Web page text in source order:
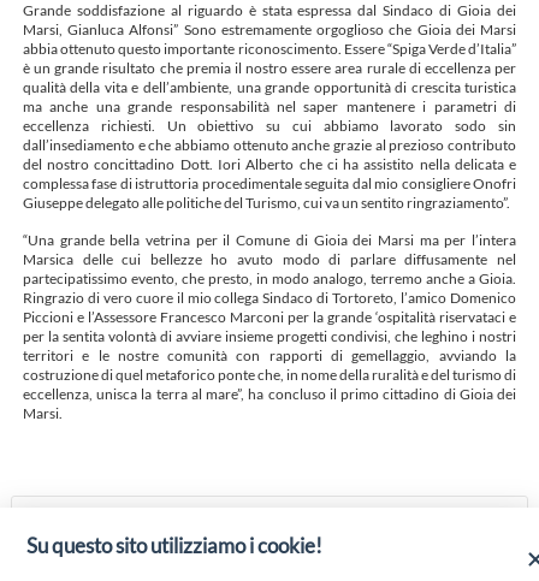
Grande soddisfazione al riguardo è stata espressa dal Sindaco di Gioia dei
Marsi, Gianluca Alfonsi” Sono estremamente orgoglioso che Gioia dei Marsi
abbia ottenuto questo importante riconoscimento. Essere “Spiga Verde d’Italia”
è un grande risultato che premia il nostro essere area rurale di eccellenza per
qualità della vita e dell’ambiente, una grande opportunità di crescita turistica
ma anche una grande responsabilità nel saper mantenere i parametri di
eccellenza richiesti. Un obiettivo su cui abbiamo lavorato sodo sin
dall’insediamento e che abbiamo ottenuto anche grazie al prezioso contributo
del nostro concittadino Dott. Iori Alberto che ci ha assistito nella delicata e
complessa fase di istruttoria procedimentale seguita dal mio consigliere Onofri
Giuseppe delegato alle politiche del Turismo, cui va un sentito ringraziamento”.
“Una grande bella vetrina per il Comune di Gioia dei Marsi ma per l’intera
Marsica delle cui bellezze ho avuto modo di parlare diffusamente nel
partecipatissimo evento, che presto, in modo analogo, terremo anche a Gioia.
Ringrazio di vero cuore il mio collega Sindaco di Tortoreto, l’amico Domenico
Piccioni e l’Assessore Francesco Marconi per la grande ‘ospitalità riservataci e
per la sentita volontà di avviare insieme progetti condivisi, che leghino i nostri
territori e le nostre comunità con rapporti di gemellaggio, avviando la
costruzione di quel metaforico ponte che, in nome della ruralità e del turismo di
eccellenza, unisca la terra al mare”, ha concluso il primo cittadino di Gioia dei
Marsi.
TORTORETO
Su questo sito utilizziamo i cookie!